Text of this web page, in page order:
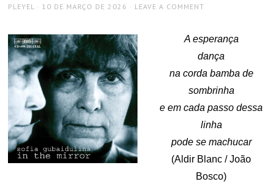
AUTHOR
PLEYEL
POSTED
10 DE MARÇO DE 2026 LEAVE A COMMENT
A esperança
dança
na corda bamba de
sombrinha
e em cada passo dessa
linha
pode se machucar
(Aldir Blanc / João
Bosco)